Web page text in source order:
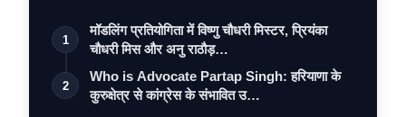
1
मॉडलिंग प्रतियोगिता में विष्णु चौधरी मिस्टर, प्रियंका
चौधरी मिस और अनु राठौड़…
2
Who is Advocate Partap Singh: हरियाणा के
कुरुक्षेत्र से कांग्रेस के संभावित उ…